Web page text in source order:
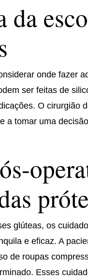
da
onde fazer
ser feitas de
O cirurgião
a tomar uma
glúteas, os
e eficaz. A
de roupas
Esses